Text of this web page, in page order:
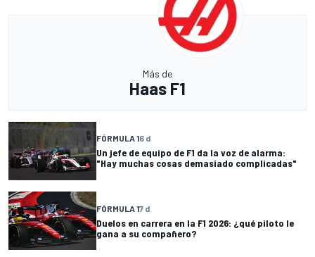
Más de
Haas F1
FÓRMULA 16 d
Un jefe de equipo de F1 da la voz de alarma:
"Hay muchas cosas demasiado complicadas"
FÓRMULA 17 d
Duelos en carrera en la F1 2026: ¿qué piloto le
gana a su compañero?